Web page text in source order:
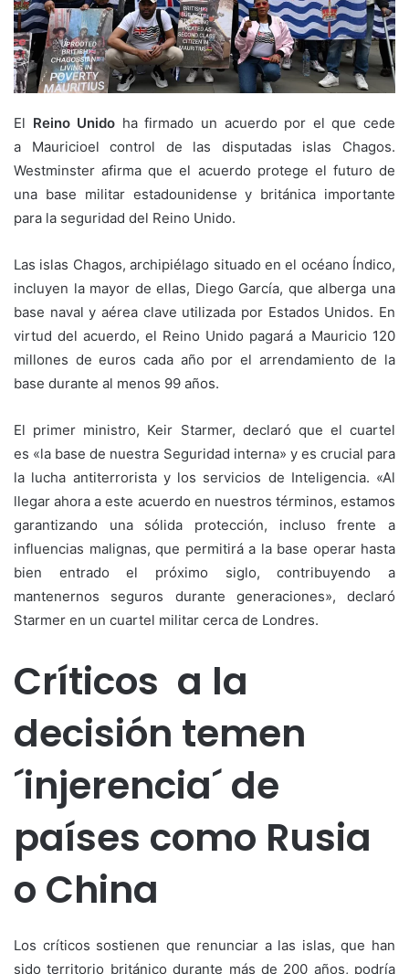
El Reino Unido ha firmado un acuerdo por el que cede
a Mauricioel control de las disputadas islas Chagos.
Westminster afirma que el acuerdo protege el futuro de
una base militar estadounidense y británica importante
para la seguridad del Reino Unido.
Las islas Chagos, archipiélago situado en el océano Índico,
incluyen la mayor de ellas, Diego García, que alberga una
base naval y aérea clave utilizada por Estados Unidos. En
virtud del acuerdo, el Reino Unido pagará a Mauricio 120
millones de euros cada año por el arrendamiento de la
base durante al menos 99 años.
El primer ministro, Keir Starmer, declaró que el cuartel
es «la base de nuestra Seguridad interna» y es crucial para
la lucha antiterrorista y los servicios de Inteligencia. «Al
llegar ahora a este acuerdo en nuestros términos, estamos
garantizando una sólida protección, incluso frente a
influencias malignas, que permitirá a la base operar hasta
bien entrado el próximo siglo, contribuyendo a
mantenernos seguros durante generaciones», declaró
Starmer en un cuartel militar cerca de Londres.
Críticos a la
decisión temen
´injerencia´ de
países como Rusia
o China
Los críticos sostienen que renunciar a las islas, que han
sido territorio británico durante más de 200 años, podría